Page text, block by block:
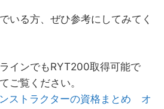
いる方、ぜひ参考にしてみてく
インでもRYT200取得可能で
ご覧ください。
ストラクターの資格まとめ オ